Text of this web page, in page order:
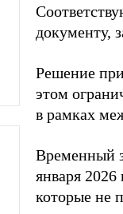
документу,
Решение
этом
в рамках
Временный
января 2026
которые не